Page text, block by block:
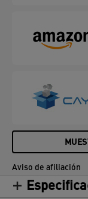
Aviso de afiliación